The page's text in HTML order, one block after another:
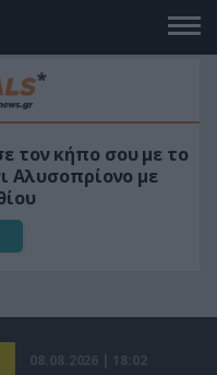
«Μαγική»
για αύξηση
08.08.2026 | 18:02